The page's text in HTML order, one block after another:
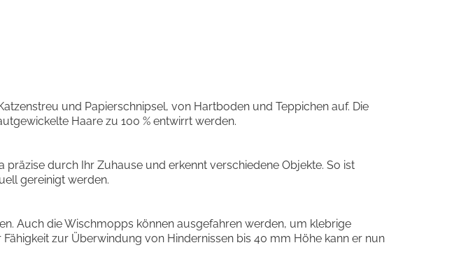
und Papierschnipsel, von Hartboden und Teppichen auf. Die
Haare zu 100 % entwirrt werden.
durch Ihr Zuhause und erkennt verschiedene Objekte. So ist
gereinigt werden.
Auch die Wischmopps können ausgefahren werden, um klebrige
zur Überwindung von Hindernissen bis 40 mm Höhe kann er nun